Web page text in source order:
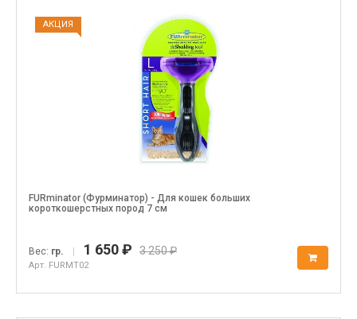
АКЦИЯ
FURminator (Фурминатор) - Для кошек больших
короткошерстных пород 7 см
Вес: гр. | 1 650 ₽ 3 250 ₽
Арт. FURMT02